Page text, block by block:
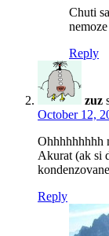
Chuti
Reply
zuz
October 12,
Ohhhhhhhhh
Akurat (ak si
Reply